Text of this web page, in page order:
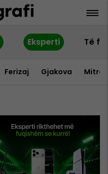
Eksperti Të
Ferizaj Gjakova